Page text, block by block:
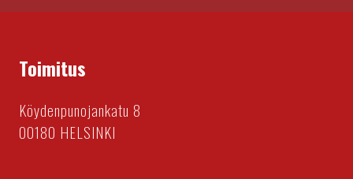
Toimitus
Köydenpunojankatu 8
00180 HELSINKI